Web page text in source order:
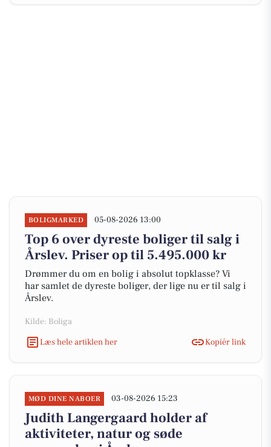
BOLIGMARKED 05-08-2026 13:00
Top 6 over dyreste boliger til salg i
Årslev. Priser op til 5.495.000 kr
Drømmer du om en bolig i absolut topklasse? Vi
har samlet de dyreste boliger, der lige nu er til salg i
Årslev.
Kilde: Boliga
Læs hele artiklen her
Kopiér link
MØD DINE NABOER 03-08-2026 15:23
Judith Langergaard holder af
aktiviteter, natur og søde